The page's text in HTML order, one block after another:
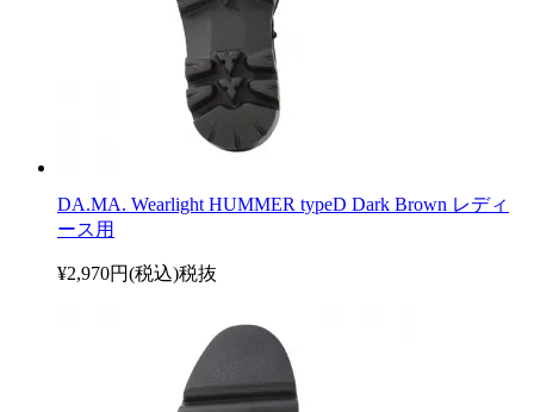
DA.MA. Wearlight HUMMER typeD Dark Brown レディ
ース用
¥2,970円(税込)税抜